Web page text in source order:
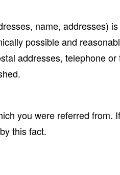
name, addresses)
possible and
addresses, telephone
you were referred
this fact.